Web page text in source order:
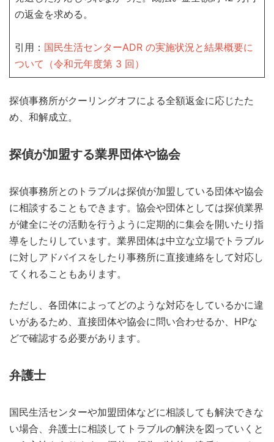
の返金を求める。
引用： 国民生活センターADR の実施状況と結果概要に
ついて（令和元年度第 3 回）
探偵事務所がクーリングオフによる全額返金に応じたた
め、和解成立。
探偵が加盟する業界団体や協会
探偵事務所とのトラブルは探偵が加盟している団体や協会
に相談することもできます。協会や団体としては探偵業界
が健全にその活動を行うように定期的に集会を開いたり指
導をしたりしています。業界団体は中立な立場でトラブル
に対しアドバイスをしたり事務所に直接連絡をして対応し
てくれることもあります。
ただし、各団体によってどのような対応をしているかに違
いがあるため、直接団体や協会に問い合わせるか、HPな
どで確認する必要があります。
弁護士
国民生活センターや加盟団体などに相談しても解決できな
い場合、弁護士に相談してトラブルの解決を図っていくと